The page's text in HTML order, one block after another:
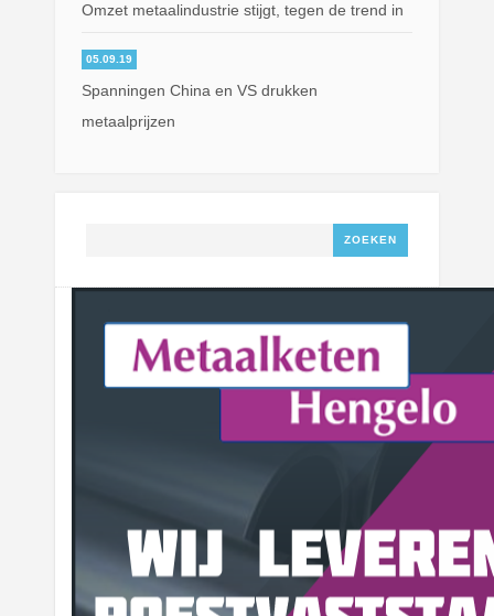
Omzet metaalindustrie stijgt, tegen de trend in
05.09.19
Spanningen China en VS drukken
metaalprijzen